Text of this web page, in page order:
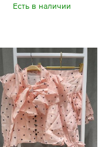
Есть в наличии